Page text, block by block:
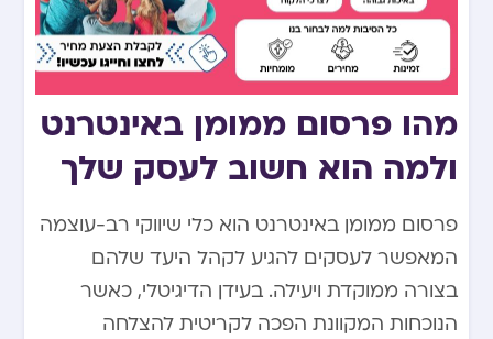
מהו פרסום ממומן באינטרנט
ולמה הוא חשוב לעסק שלך
פרסום ממומן באינטרנט הוא כלי שיווקי רב-עוצמה
המאפשר לעסקים להגיע לקהל היעד שלהם
בצורה ממוקדת ויעילה. בעידן הדיגיטלי, כאשר
הנוכחות המקוונת הפכה לקריטית להצלחה